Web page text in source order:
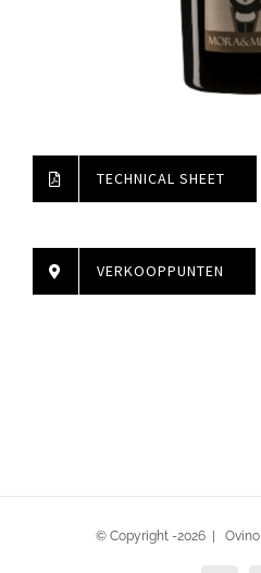
TECHNICAL SHEET
VERKOOPPUNTEN
© Copyright -2026 |